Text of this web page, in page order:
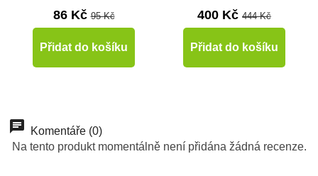
86 Kč95 Kč
Přidat do košíku
400 Kč 444 Kč
Přidat do košíku
Do školy
Do školy
Oceněné hračky
Do školy
Do školy
Komentáře (0)
Na tento produkt momentálně není přidána žádná recenze.